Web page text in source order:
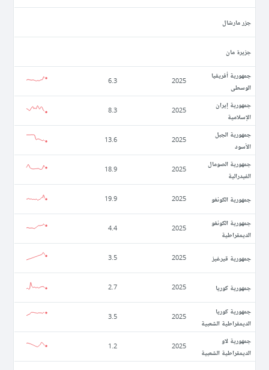
جزر مارشال
جزيرة مان
جمهورية أفريقيا
الوسطى
2025
6.3
جمهورية إيران
الإسلامية
2025
8.3
جمهورية الجبل
الأسود
2025
13.6
جمهورية الصومال
الفيدرالية
2025
18.9
جمهورية الكونغو 2025
19.9
جمهورية الكونغو
الديمقراطية
2025
4.4
جمهورية قيرغيز 2025
3.5
جمهورية كوريا 2025
2.7
جمهورية كوريا
الديمقراطية الشعبية
2025
3.5
جمهورية لاو
الديمقراطية الشعبية
2025
1.2